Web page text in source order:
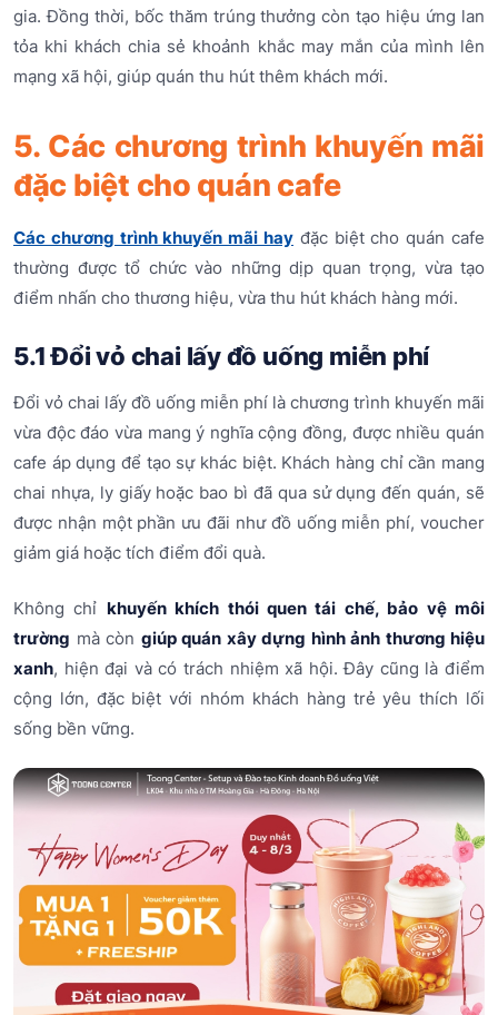
gia. Đồng thời, bốc thăm trúng thưởng còn tạo hiệu ứng lan
tỏa khi khách chia sẻ khoảnh khắc may mắn của mình lên
mạng xã hội, giúp quán thu hút thêm khách mới.
5. Các chương trình khuyến mãi
đặc biệt cho quán cafe
Các chương trình khuyến mãi hay đặc biệt cho quán cafe
thường được tổ chức vào những dịp quan trọng, vừa tạo
điểm nhấn cho thương hiệu, vừa thu hút khách hàng mới.
5.1 Đổi vỏ chai lấy đồ uống miễn phí
Đổi vỏ chai lấy đồ uống miễn phí là chương trình khuyến mãi
vừa độc đáo vừa mang ý nghĩa cộng đồng, được nhiều quán
cafe áp dụng để tạo sự khác biệt. Khách hàng chỉ cần mang
chai nhựa, ly giấy hoặc bao bì đã qua sử dụng đến quán, sẽ
được nhận một phần ưu đãi như đồ uống miễn phí, voucher
giảm giá hoặc tích điểm đổi quà.
Không chỉ khuyến khích thói quen tái chế, bảo vệ môi
trường mà còn giúp quán xây dựng hình ảnh thương hiệu
xanh, hiện đại và có trách nhiệm xã hội. Đây cũng là điểm
cộng lớn, đặc biệt với nhóm khách hàng trẻ yêu thích lối
sống bền vững.